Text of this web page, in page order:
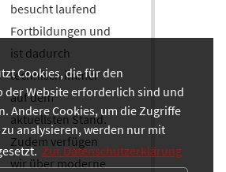
Cookies, die für den
der Website erforderlich sind und
Andere Cookies, um die Zugriffe
analysieren, werden nur mit
Zur Datenschutzerklärung
besucht laufend
Fortbildungen und
ist dadurch
technisch immer
auf dem
aktuellsten Stand.
Zudem verfügen
wir über moderne